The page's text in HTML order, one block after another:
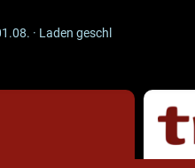
geschlossen · Versand läuft